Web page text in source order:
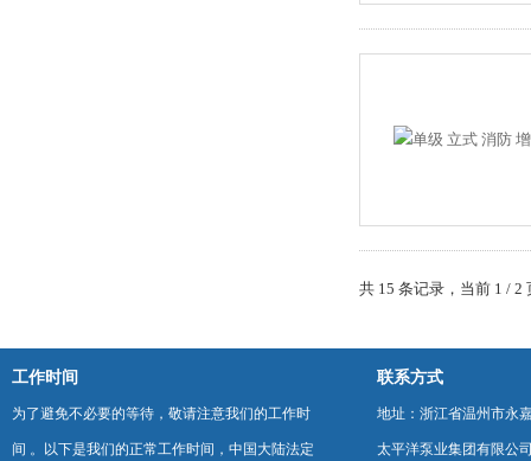
共 15 条记录，当前 1 /
工作时间
为了避免不必要的等待，敬请注意我们的工作时
间 。以下是我们的正常工作时间，中国大陆法定
联系方式
地址：浙江省温州市永
太平洋泵业集团有限公